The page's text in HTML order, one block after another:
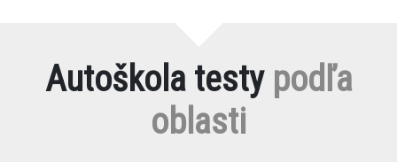
Autoškola testy podľa
oblasti